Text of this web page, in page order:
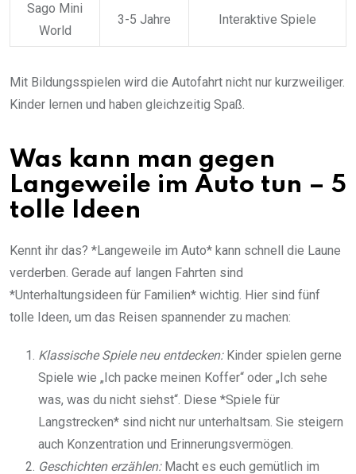
Sago Mini
World
3-5 Jahre Interaktive Spiele
Mit Bildungsspielen wird die Autofahrt nicht nur kurzweiliger.
Kinder lernen und haben gleichzeitig Spaß.
Was kann man gegen
Langeweile im Auto tun – 5
tolle Ideen
Kennt ihr das? *Langeweile im Auto* kann schnell die Laune
verderben. Gerade auf langen Fahrten sind
*Unterhaltungsideen für Familien* wichtig. Hier sind fünf
tolle Ideen, um das Reisen spannender zu machen:
Klassische Spiele neu entdecken:Kinder spielen gerne
Spiele wie „Ich packe meinen Koffer“ oder „Ich sehe
was, was du nicht siehst“. Diese *Spiele für
Langstrecken* sind nicht nur unterhaltsam. Sie steigern
auch Konzentration und Erinnerungsvermögen.
Geschichten erzählen:Macht es euch gemütlich im